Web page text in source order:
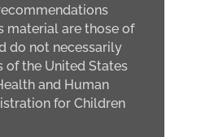
material are those of
do not necessarily
of the United States
and Human
for Children